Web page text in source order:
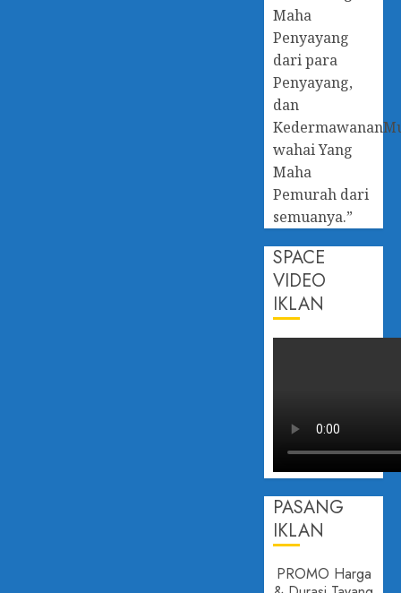
Maha
Penyayang
dari para
Penyayang,
dan
wahai Yang
Maha
Pemurah dari
semuanya.”
SPACE
VIDEO
IKLAN
PASANG
IKLAN
PROMO Harga